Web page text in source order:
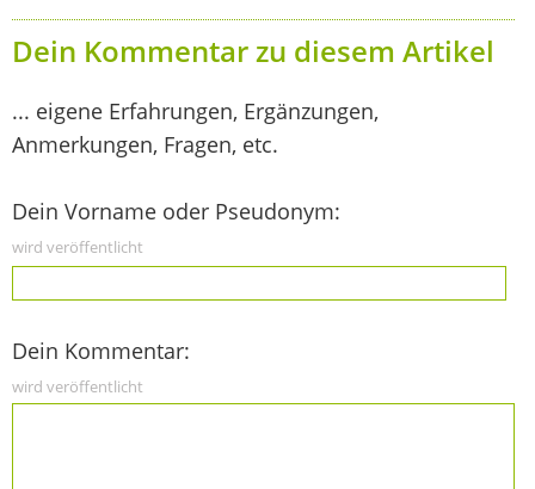
Dein Kommentar zu diesem Artikel
... eigene Erfahrungen, Ergänzungen,
Anmerkungen, Fragen, etc.
Dein Vorname oder Pseudonym:
wird veröffentlicht
Dein Kommentar:
wird veröffentlicht